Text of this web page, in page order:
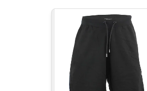
Chinoshorts– En
Cargo-shorts –
Bermudashorts –
–